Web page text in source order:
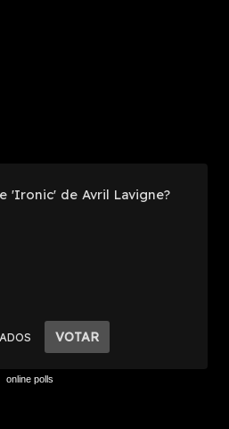
online polls